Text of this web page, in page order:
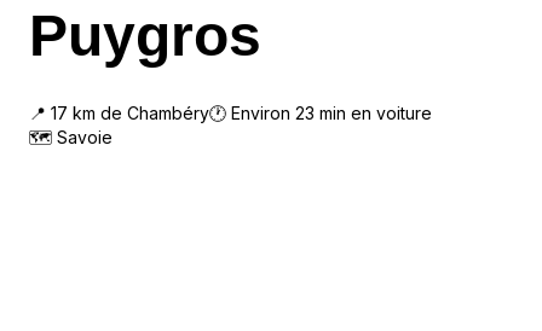
Puygros
📍 17 km de Chambéry🕐 Environ 23 min en voiture
🗺 Savoie